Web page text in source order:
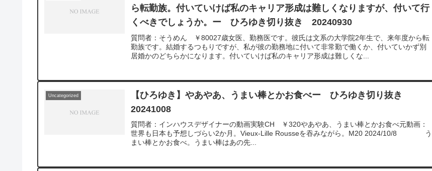
ら転勤族。付いていけば私のキャリア形成は難しくなりますが、付いて行
くべきでしょうか。ー ひろゆき切り抜き 20240930
質問者：そうめん ￥80027歳女医、勤務医です。彼氏は文系の大学院2年生で、来年度から転
勤族です。結婚するつもりですが、私が彼の勤務地に付いて非常勤で働くか、付いていかず別
居婚かのどちらかになります。付いていけば私のキャリア形成は難しくな...
Uncategorized
【ひろゆき】やあやあ、うまい棒とかお食べー ひろゆき切り抜き
20241008
質問者：インハウスデザイナーの動画実験CH ￥320やあやあ、うまい棒とかお食べ元動画：
世界も日本も予想しづらい2か月。Vieux-Lille Rousseを吞みながら。M20 2024/10/8 う
まい棒とかお食べ。うまい棒はあの先...